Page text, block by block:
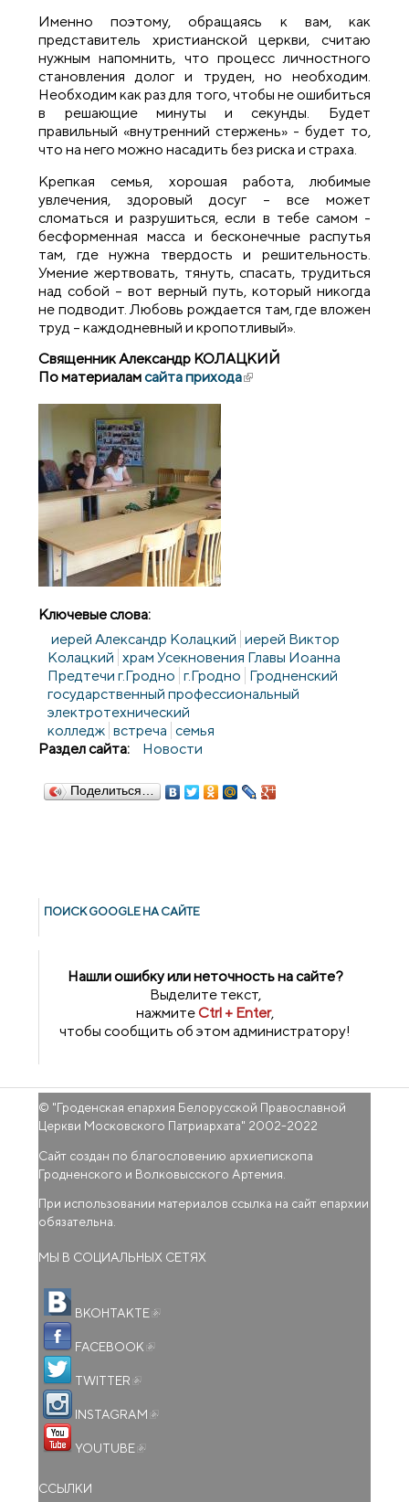
Именно поэтому, обращаясь к вам, как
представитель христианской церкви, считаю
нужным напомнить, что процесс личностного
становления долог и труден, но необходим.
Необходим как раз для того, чтобы не ошибиться
в решающие минуты и секунды. Будет
правильный «внутренний стержень» - будет то,
что на него можно насадить без риска и страха.
Крепкая семья, хорошая работа, любимые
увлечения, здоровый досуг – все может
сломаться и разрушиться, если в тебе самом -
бесформенная масса и бесконечные распутья
там, где нужна твердость и решительность.
Умение жертвовать, тянуть, спасать, трудиться
над собой – вот верный путь, который никогда
не подводит. Любовь рождается там, где вложен
труд – каждодневный и кропотливый».
Священник Александр КОЛАЦКИЙ
По материаламсайта прихода(внешняя ссылка)
Ключевые слова:
иерей Александр Колацкий иерей Виктор
Колацкий храм Усекновения Главы Иоанна
Предтечи г.Гродно г.Гродно Гродненский
государственный профессиональный
электротехнический
колледж встреча семья
Раздел сайта:
Новости
Поделиться…
ПОИСК GOОGLE НА САЙТЕ
Нашли ошибку или неточность на сайте?
Выделите текст,
нажмитеCtrl + Enter,
чтобы сообщить об этом администратору!
© "Гроденская епархия Белорусской Православной
Церкви Московского Патриархата" 2002-2022
Сайт создан по благословению архиепископа
Гродненского и Волковысского Артемия.
При использовании материалов ссылка на сайт епархии
обязательна.
МЫ В СОЦИАЛЬНЫХ СЕТЯХ
ВКОНТАКТЕ
FACEBOOK
TWITTER
INSTAGRAM
YOUTUBE
ССЫЛКИ